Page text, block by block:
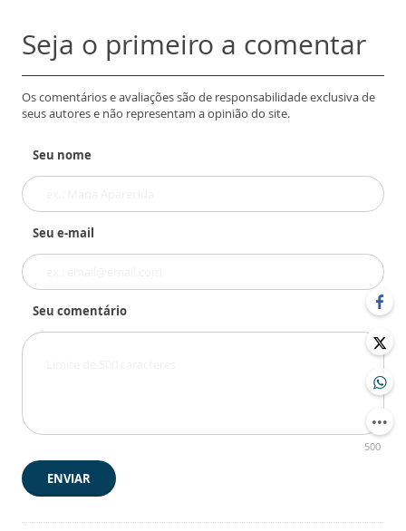
Seja o primeiro a comentar
Os comentários e avaliações são de responsabilidade exclusiva de
seus autores e não representam a opinião do site.
Seu nome
Seu e-mail
Seu comentário
500
ENVIAR